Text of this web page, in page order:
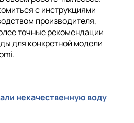
с инструкциями
производителя,
точные рекомендации
для конкретной модели
некачественную воду